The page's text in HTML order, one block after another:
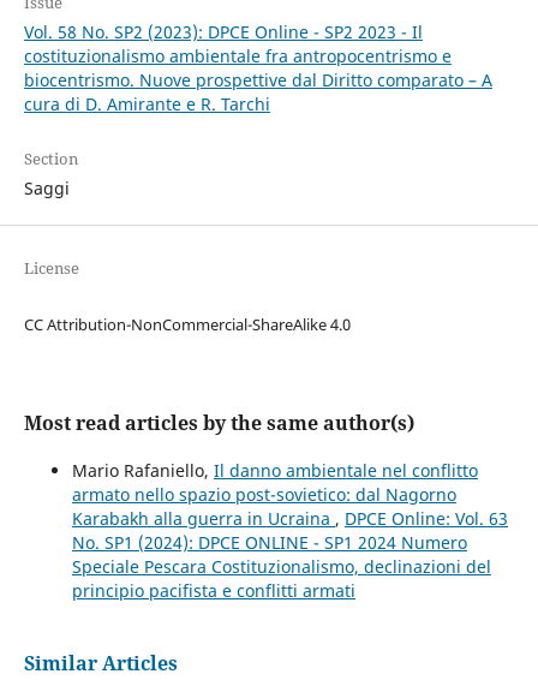
Vol. 58 No. SP2 (2023): DPCE Online - SP2 2023 - Il
costituzionalismo ambientale fra antropocentrismo e
biocentrismo. Nuove prospettive dal Diritto comparato – A
cura di D. Amirante e R. Tarchi
Section
Saggi
License
CC Attribution-NonCommercial-ShareAlike 4.0
Most read articles by the same author(s)
Mario Rafaniello, Il danno ambientale nel conflitto
armato nello spazio post-sovietico: dal Nagorno
Karabakh alla guerra in Ucraina , DPCE Online: Vol. 63
No. SP1 (2024): DPCE ONLINE - SP1 2024 Numero
Speciale Pescara Costituzionalismo, declinazioni del
principio pacifista e conflitti armati
Similar Articles